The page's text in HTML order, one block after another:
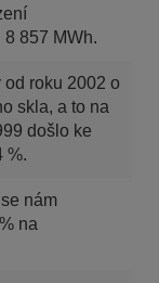
857 MWh.
roku 2002 o
skla, a to na
došlo ke
%.
nám
na